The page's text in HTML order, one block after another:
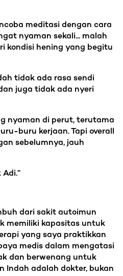
meditasi dengan cara
nyaman sekali... malah
kondisi hening yang begitu
tidak ada rasa sendi
juga tidak ada nyeri
nyaman di perut, terutama
buru kerjaan. Tapi overall
sebelumnya, jauh
dari sakit autoimun
memiliki kapasitas untuk
yang saya praktikkan
medis dalam mengatasi
dan berwenang untuk
Indah adalah dokter, bukan